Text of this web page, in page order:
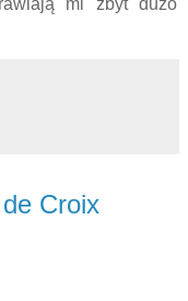
mi zbyt dużo
Croix